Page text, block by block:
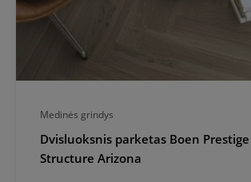
Medinės grindys
Dvisluoksnis parketas Boen
Structure Arizona